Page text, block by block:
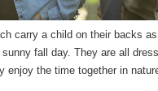
carry a child on their backs
fall day. They are all
enjoy the time together in